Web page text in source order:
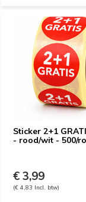
Sticker 2+1
- rood/wit - 500/
€ 3,99
(€ 4,83 Incl. btw)